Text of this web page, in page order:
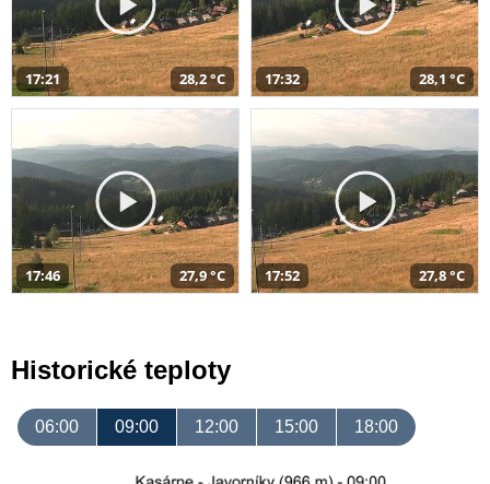
17:21 28,2 °C 17:32 28,1 °C
17:46 27,9 °C 17:52 27,8 °C
Historické teploty
06:00 09:00 12:00 15:00 18:00